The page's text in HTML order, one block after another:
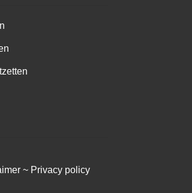
~ Privacy policy